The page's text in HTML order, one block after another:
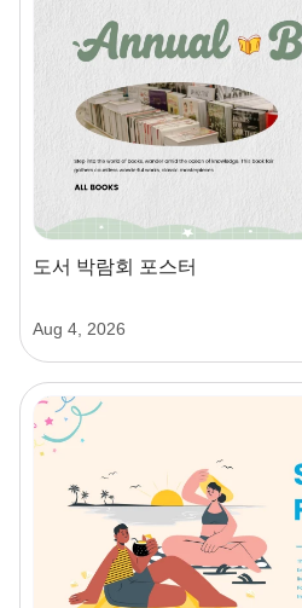
도서 박람회 포스터
Aug 4, 2026